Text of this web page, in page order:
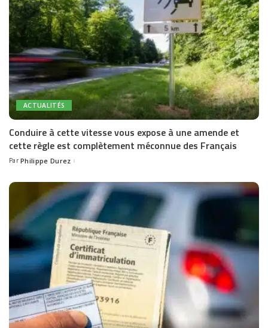
ACTUALITÉS
Conduire à cette vitesse vous expose à une amende et
cette règle est complètement méconnue des Français
Posted
Par Philippe Durez